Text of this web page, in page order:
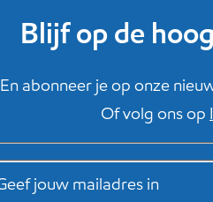
Blijf op de
En abonneer je op onze
Of volg ons op